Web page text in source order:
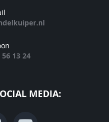
13 24
MEDIA: